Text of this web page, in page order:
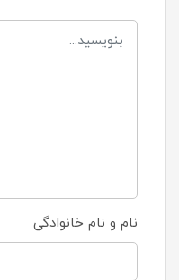
نام و نام خانوادگی